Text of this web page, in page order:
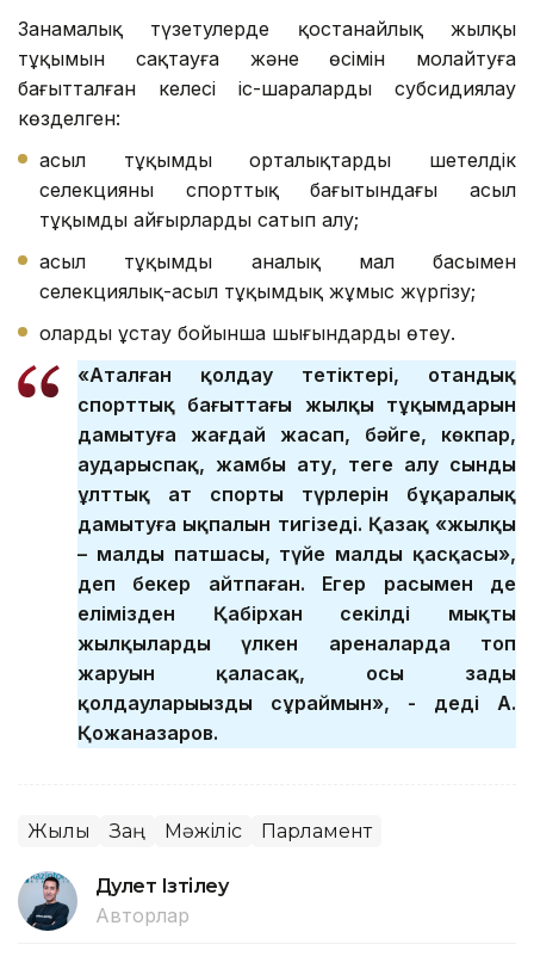
Заңнамалық түзетулерде қостанайлық жылқы
тұқымын сақтауға және өсімін молайтуға
бағытталған келесі іс-шараларды субсидиялау
көзделген:
асыл тұқымды орталықтардың шетелдік
селекцияның спорттық бағытындағы асыл
тұқымды айғырларды сатып алу;
асыл тұқымды аналық мал басымен
селекциялық-асыл тұқымдық жұмыс жүргізу;
оларды ұстау бойынша шығындарды өтеу.
«Аталған қолдау тетіктері, отандық
спорттық бағыттағы жылқы тұқымдарын
дамытуға жағдай жасап, бәйге, көкпар,
аударыспақ, жамбы ату, теңге алу сынды
ұлттық ат спорты түрлерін бұқаралық
дамытуға ықпалын тигізеді. Қазақ «жылқы
– малдың патшасы, түйе малдың қасқасы»,
деп бекер айтпаған. Егер расымен де
елімізден Қабірхан секілді мықты
жылқылардың үлкен ареналарда топ
жаруын қаласақ, осы заңды
қолдауларыңызды сұраймын», - деді А.
Қожаназаров.
Жылқы Заң Мәжіліс Парламент
Дәулет Ізтілеу
Авторлар